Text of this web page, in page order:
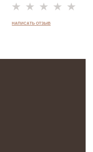
НАПИСАТЬ ОТЗЫВ